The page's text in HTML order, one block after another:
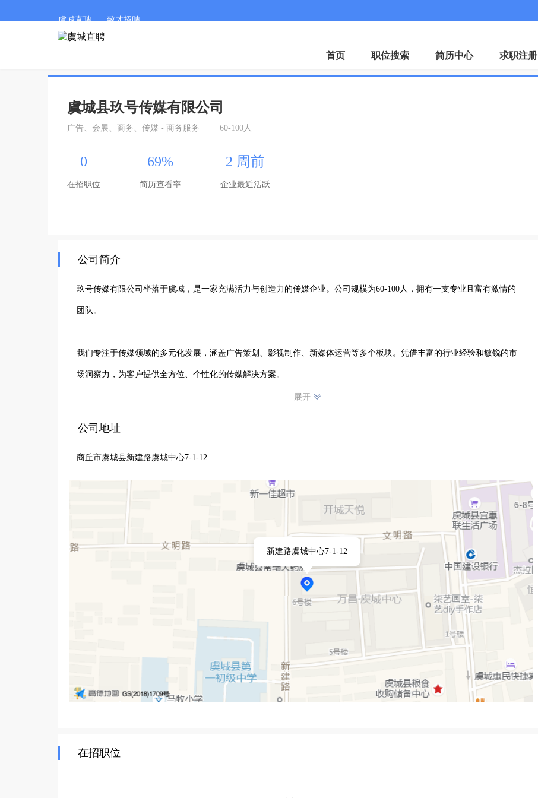
虞城直聘 致才招聘
首页 职位搜索 简历中心 求职注册
虞城县玖号传媒有限公司
广告、会展、商务、传媒 - 商务服务 60-100人
0
在招职位
69%
简历查看率
2 周前
企业最近活跃
公司简介
玖号传媒有限公司坐落于虞城，是一家充满活力与创造力的传媒企业。公司规模为60-100人，拥有一支专业且富有激情的
团队。
我们专注于传媒领域的多元化发展，涵盖广告策划、影视制作、新媒体运营等多个板块。凭借丰富的行业经验和敏锐的市
场洞察力，为客户提供全方位、个性化的传媒解决方案。
体运营领域，我们紧跟时代潮流，熟练运用各种新媒体平台，制定精准有效的运营策略，帮助客户实现品牌推广和产品营
销。
玖号传媒有限公司始终秉持专业、创新、高效的服务理念，以优质的作品和贴心的服务赢得了客户的信赖与好评。未来，
我们将继续砥砺前行，不断探索传媒领域的无限可能，为虞城乃至更广泛的市场贡献更多精彩。
展开
公司地址
商丘市虞城县新建路虞城中心7-1-12
新建路虞城中心7-1-12
在招职位